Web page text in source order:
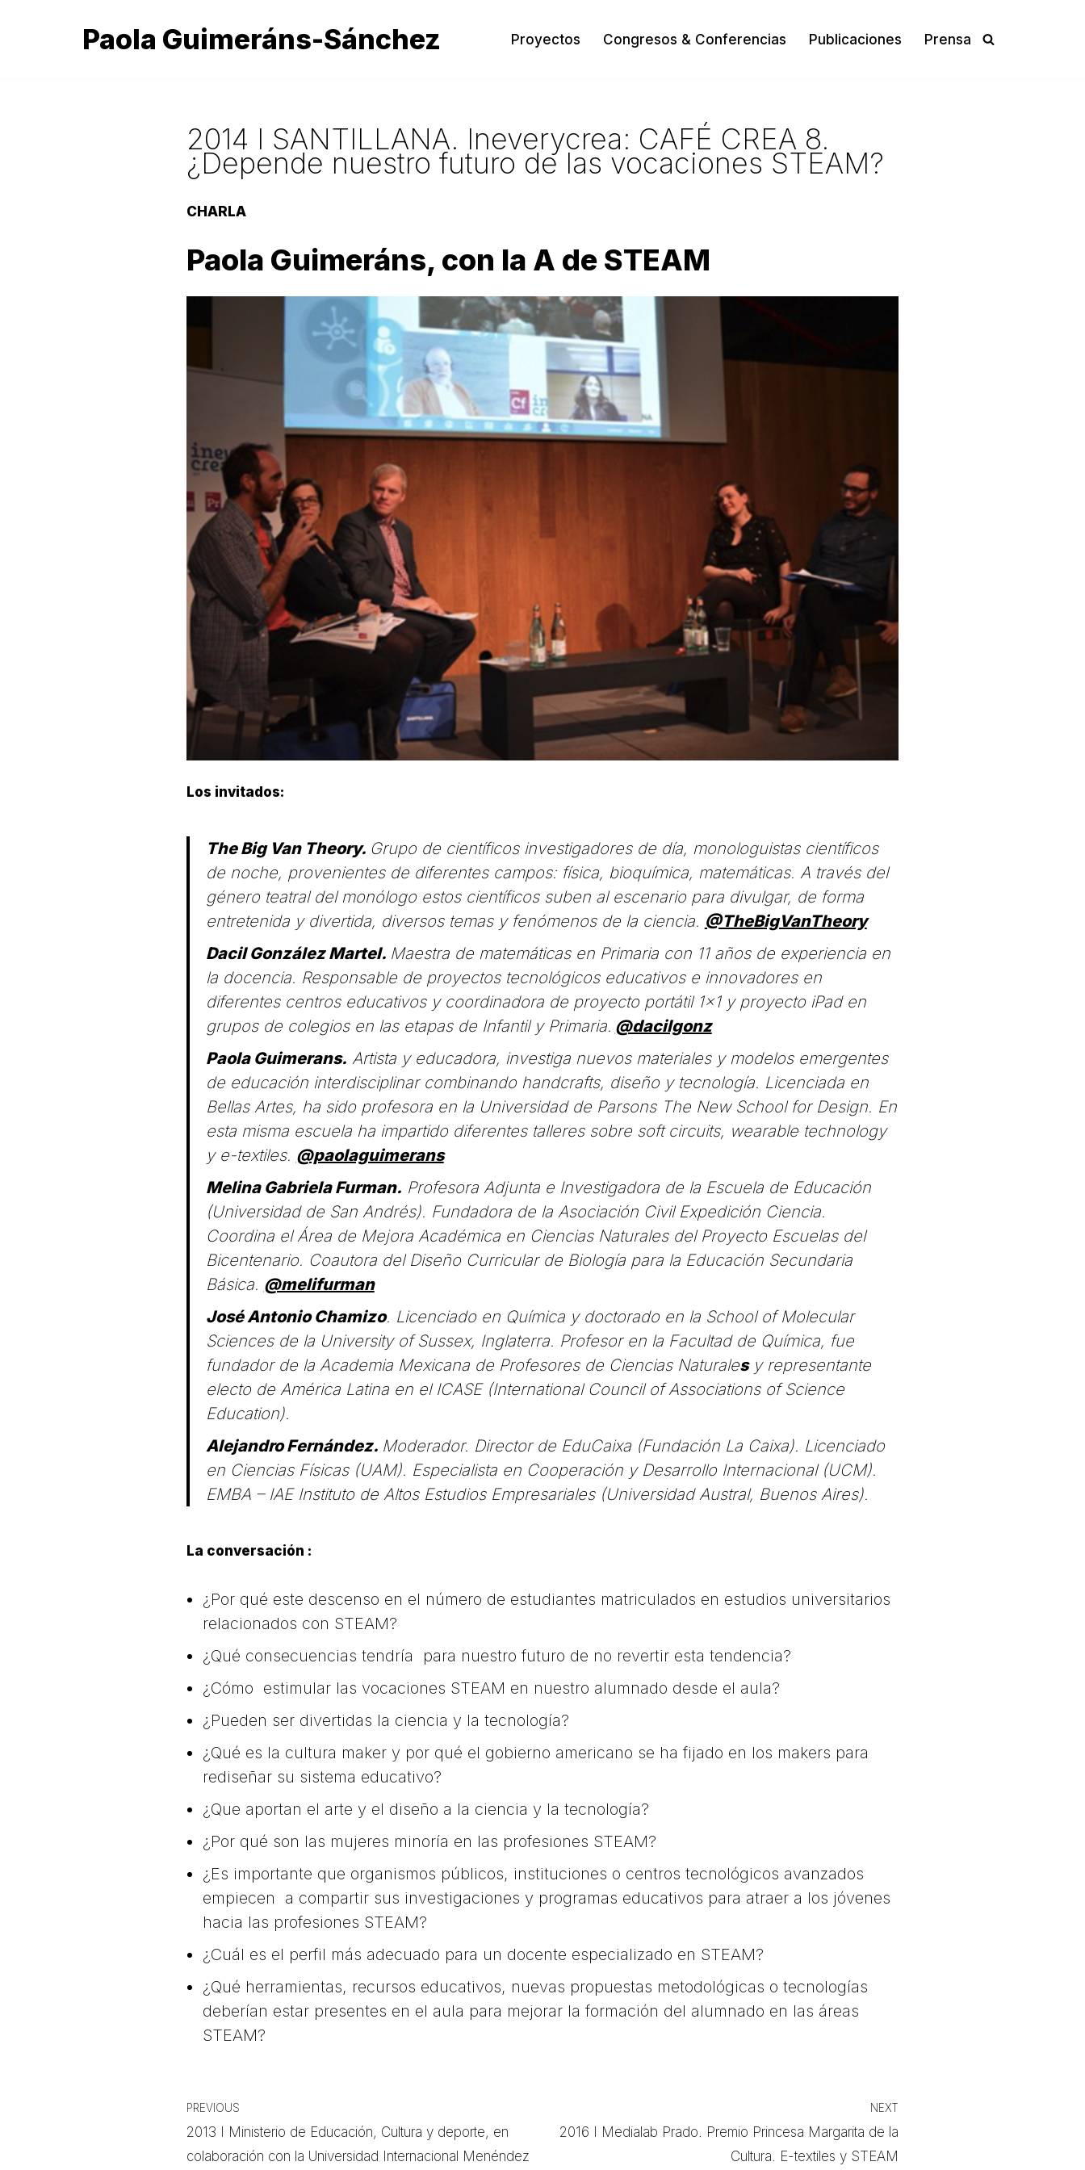
Paola Guimeráns-Sánchez Proyectos Congresos & Conferencias Publicaciones Prensa
2014 I SANTILLANA. Ineverycrea: CAFÉ CREA 8.
¿Depende nuestro futuro de las vocaciones STEAM?
CHARLA
Paola Guimeráns, con la A de STEAM
Los invitados:
The Big Van Theory. Grupo de científicos investigadores de día, monologuistas científicos
de noche, provenientes de diferentes campos: física, bioquímica, matemáticas. A través del
género teatral del monólogo estos científicos suben al escenario para divulgar, de forma
entretenida y divertida, diversos temas y fenómenos de la ciencia. @TheBigVanTheory
Dacil González Martel. Maestra de matemáticas en Primaria con 11 años de experiencia en
la docencia. Responsable de proyectos tecnológicos educativos e innovadores en
diferentes centros educativos y coordinadora de proyecto portátil 1×1 y proyecto iPad en
grupos de colegios en las etapas de Infantil y Primaria. @dacilgonz
Paola Guimerans. Artista y educadora, investiga nuevos materiales y modelos emergentes
de educación interdisciplinar combinando handcrafts, diseño y tecnología. Licenciada en
Bellas Artes, ha sido profesora en la Universidad de Parsons The New School for Design. En
esta misma escuela ha impartido diferentes talleres sobre soft circuits, wearable technology
y e-textiles. @paolaguimerans
Melina Gabriela Furman. Profesora Adjunta e Investigadora de la Escuela de Educación
(Universidad de San Andrés). Fundadora de la Asociación Civil Expedición Ciencia.
Coordina el Área de Mejora Académica en Ciencias Naturales del Proyecto Escuelas del
Bicentenario. Coautora del Diseño Curricular de Biología para la Educación Secundaria
Básica. @melifurman
José Antonio Chamizo. Licenciado en Química y doctorado en la School of Molecular
Sciences de la University of Sussex, Inglaterra. Profesor en la Facultad de Química, fue
fundador de la Academia Mexicana de Profesores de Ciencias Naturalesy representante
electo de América Latina en el ICASE (International Council of Associations of Science
Education).
Alejandro Fernández. Moderador. Director de EduCaixa (Fundación La Caixa). Licenciado
en Ciencias Físicas (UAM). Especialista en Cooperación y Desarrollo Internacional (UCM).
EMBA – IAE Instituto de Altos Estudios Empresariales (Universidad Austral, Buenos Aires).
La conversación :
¿Por qué este descenso en el número de estudiantes matriculados en estudios universitarios
relacionados con STEAM?
¿Qué consecuencias tendría para nuestro futuro de no revertir esta tendencia?
¿Cómo estimular las vocaciones STEAM en nuestro alumnado desde el aula?
¿Pueden ser divertidas la ciencia y la tecnología?
¿Qué es la cultura maker y por qué el gobierno americano se ha fijado en los makers para
rediseñar su sistema educativo?
¿Que aportan el arte y el diseño a la ciencia y la tecnología?
¿Por qué son las mujeres minoría en las profesiones STEAM?
¿Es importante que organismos públicos, instituciones o centros tecnológicos avanzados
empiecen a compartir sus investigaciones y programas educativos para atraer a los jóvenes
hacia las profesiones STEAM?
¿Cuál es el perfil más adecuado para un docente especializado en STEAM?
¿Qué herramientas, recursos educativos, nuevas propuestas metodológicas o tecnologías
deberían estar presentes en el aula para mejorar la formación del alumnado en las áreas
STEAM?
PREVIOUS
2013 I Ministerio de Educación, Cultura y deporte, en
colaboración con la Universidad Internacional Menéndez
NEXT
2016 I Medialab Prado. Premio Princesa Margarita de la
Cultura. E-textiles y STEAM